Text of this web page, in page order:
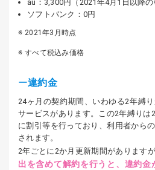
au：3,300円（2021年4月1日以降の
ソフトバンク：0円
2021年3月時点
すべて税込み価格
違約金
24ヶ月の契約期間、いわゆる2年縛
サービスがあります。この2年縛りは
に割引等を行っており、利用者から
されます。
2年ごとに2か月更新期間がありますが
出を含めて解約を行うと、違約金